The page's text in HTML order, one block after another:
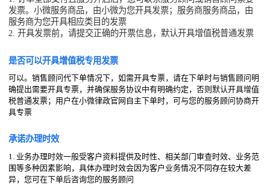
发票。小微服务商品，由小微为您开具发票；服务商服务商品，由
服务商为您开具相应类目的发票
2. 开具发票前，请提交正确的开票信息，默认开具增值税普通发票
是否可以开具增值税专用发票
可以。销售顾问代下单情况下，如需开具专票，请在下单时与销售顾问明
确提出需要开具专票，并确保服务协议中有明确约定，否则默认开具增值
税普通发票；用户在小微律政官网自主下单时，可与您的服务顾问协商开
具专票
承诺办理时效
1. 业务办理时效一般受客户资料提供及时性、相关部门审查时效、业务范
围等多种因素影响，具体办理时效会因为客户业务情况不同存在较大差
异，您可在下单后咨询您的服务顾问